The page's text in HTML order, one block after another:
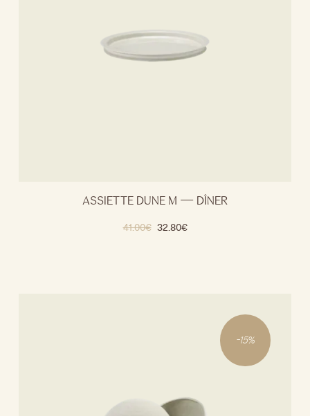
ASSIETTE DUNE M — DÎNER
41.00€ 32.80€
-15%